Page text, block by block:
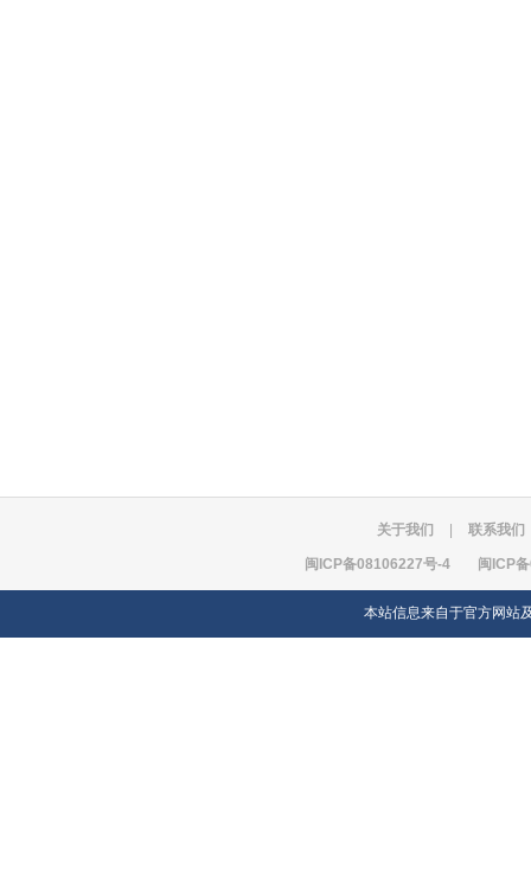
关于我们 联系我们
闽ICP备08106227号-4 闽ICP
本站信息来自于官方网站